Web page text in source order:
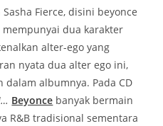
Fierce, disini beyonce
dua karakter
alter-ego yang
nyata dua alter ego ini,
dalam albumnya. Pada CD
Beyonce banyak bermain
R&B tradisional sementara